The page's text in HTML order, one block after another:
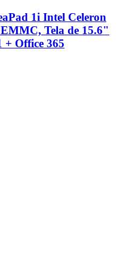
1i Intel Celeron
Tela de 15.6"
Office 365